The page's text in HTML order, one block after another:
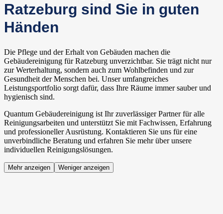
Ratzeburg sind Sie in guten
Händen
Die Pflege und der Erhalt von Gebäuden machen die
Gebäudereinigung für Ratzeburg unverzichtbar. Sie trägt nicht nur
zur Werterhaltung, sondern auch zum Wohlbefinden und zur
Gesundheit der Menschen bei. Unser umfangreiches
Leistungsportfolio sorgt dafür, dass Ihre Räume immer sauber und
hygienisch sind.
Quantum Gebäudereinigung ist Ihr zuverlässiger Partner für alle
Reinigungsarbeiten und unterstützt Sie mit Fachwissen, Erfahrung
und professioneller Ausrüstung. Kontaktieren Sie uns für eine
unverbindliche Beratung und erfahren Sie mehr über unsere
individuellen Reinigungslösungen.
Mehr anzeigen Weniger anzeigen